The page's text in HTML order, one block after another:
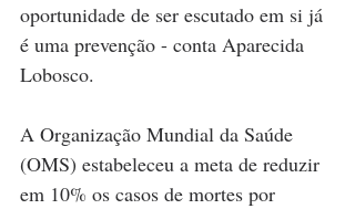
oportunidade de ser escutado em si já
é uma prevenção - conta Aparecida
Lobosco.
A Organização Mundial da Saúde
(OMS) estabeleceu a meta de reduzir
em 10% os casos de mortes por